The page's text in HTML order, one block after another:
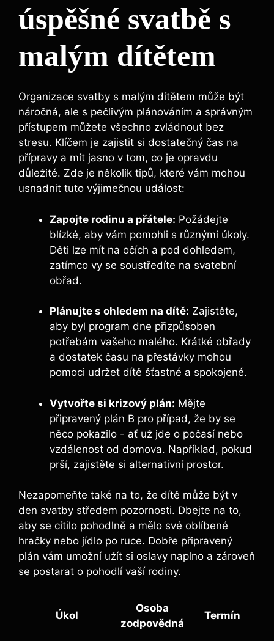
úspěšné svatbě s
malým dítětem
Organizace svatby s malým dítětem‌ může‌ být
⁣náročná, ale s pečlivým ⁣plánováním ⁤a správným
přístupem⁣ můžete‍ všechno zvládnout bez
stresu. Klíčem je zajistit si dostatečný čas ⁤na
přípravy a mít jasno v‍ tom, ⁣co je opravdu
důležité.‍ Zde je několik tipů, které vám ‌mohou
usnadnit tuto‌ výjimečnou ​událost:
Zapojte rodinu⁤ a přátele: Požádejte
blízké, aby ‌vám ​pomohli s různými⁤ úkoly.
Děti⁣ lze ⁤mít na očích a pod dohledem,
zatímco vy ​se soustředíte⁣ na svatební
obřad.
Plánujte ‌s ohledem na⁤ dítě: Zajistěte,​
aby byl program ⁢dne přizpůsoben
potřebám vašeho malého.​ Krátké⁢ obřady⁢
a dostatek času na přestávky mohou
⁢pomoci udržet dítě šťastné a ​spokojené.
Vytvořte si krizový‌ plán: Mějte
připravený plán B‌ pro⁣ případ, že by ​se
něco‍ pokazilo -‌ ať‍ už jde o​ počasí nebo
vzdálenost ⁤od ‌domova. ⁤Například, pokud
prší, zajistěte si alternativní prostor.
Nezapomeňte ⁤také​ na ⁤to,⁣ že dítě může být v
⁤den svatby středem⁢ pozornosti. Dbejte na to,
aby se cítilo pohodlně a mělo‌ své ⁢oblíbené
hračky ⁣nebo jídlo po ruce. Dobře‍ připravený​
plán‌ vám umožní ⁤užít si ‍oslavy naplno a zároveň
⁢se postarat o pohodlí vaší‌ rodiny.
Úkol
Osoba
zodpovědná
Termín